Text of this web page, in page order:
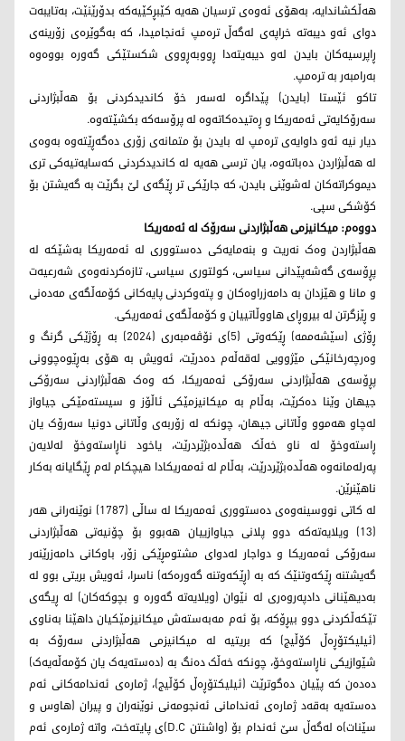
هەڵكشاندایە، بەهۆی ئەوەی ترسیان هەیە كێبڕكێیەكە بدۆرێنێت، بەتایبەت
دوای ئەو دیبەتە خراپەی لەگەڵ ترەمپ ئەنجامیدا، كە بەگوێرەی زۆرینەی
ڕاپرسیەكان بایدن لەو دیبەیتەدا ڕووبەڕووی شكستێكی گەورە بووەوە
بەرامبەر بە ترەمپ.
تاکو ئێستا (بایدن) پێداگرە لەسەر خۆ كاندیدكردنی بۆ هەڵبژاردنی
سەرۆكایەتی ئەمەریكا و ڕەتیدەكاتەوە لە پرۆسەكە بكشێتەوە.
دیار نیە ئەو داوایەی ترەمپ لە بایدن بۆ متمانەی زۆری دەگەڕێتەوە بەوەی
لە هەڵبژاردن دەباتەوە، یان ترسی هەیە لە كاندیدكردنی كەسایەتیەكی تری
دیموكراتەكان لەشوێنی بایدن، كە جارێكی تر ڕێگەی لێ بگرێت بە گەيشتن بۆ
كۆشكی سپی.
دووەم: میکانیزمی هەڵبژاردنی سەرۆک لە ئەمەریکا
هەڵبژاردن وەک نەریت و بنەمایەکی دەستووری لە ئەمەریکا بەشێکە لە
پڕۆسەی گەشەپێدانی سیاسی، کولتوری سیاسی، تازەکردنەوەی شەرعیەت
و مانا و هێزدان بە دامەزراوەکان و پتەوکردنی پایەکانی کۆمەڵگەی مەدەنی
و ڕێزگرتن لە بیروڕای هاووڵاتییان و کۆمەڵگەی ئەمەریکی.
ڕۆژی (سێشەممە) ڕێکەوتی (5)ی نۆڤەمبەری (2024) بە ڕۆژێکی گرنگ و
وەرچەرخانێکی مێژوویی لەقەڵەم دەدرێت، ئەویش بە هۆی بەڕێوەچوونی
پڕۆسەی هەڵبژاردنی سەرۆکی ئه‌مه‌ریكا، کە وەک هەڵبژاردنی سەرۆکی
جیهان وێنا دەکرێت، بەڵام بە میکانیزمێکی ئاڵۆز و سیستەمێکی جیاواز
لەچاو هەموو وڵاتانی جیهان، چونکە لە زۆربەی وڵاتانی دونیا سەرۆک یان
ڕاستەوخۆ لە ناو خەڵک هەڵدەبژێردرێت، یاخود ناڕاستەوخۆ لەلایەن
پەرلەمانەوە هەڵدەبژێردرێت، بەڵام لە ئه‌مه‌ریكادا هیچکام لەم ڕێگایانە بەکار
ناهێنرێن.
لە کاتی نووسینەوەی دەستووری ئه‌مه‌ریكا لە ساڵی (1787) نوێنەرانی هەر
(13) ویلایه‌تەکە دوو پلانی جیاوازییان هەبوو بۆ چۆنیەتی هەڵبژاردنی
سەرۆکی ئه‌مه‌ریكا و دواجار لەدوای مشتومڕێکی زۆر، باوکانی دامەزرێنەر
گەیشتنە ڕێکەوتنێک کە بە (ڕێکەوتنە گەورەکە) ناسرا، ئەویش بریتی بوو لە
بەدیهێنانی دادپەروەری لە نێوان (ویلایه‌تە گەورە و بچوکەکان) لە ڕیگەی
تێکەڵکردنی دوو بیڕۆکە، بۆ ئەم مەبەستەش میکانیزمێکیان داهێنا بەناوی
(ئیلیکتۆڕەڵ کۆڵیج) کە بریتیە لە میکانیزمی هەڵبژاردنی سەرۆک بە
شێوازیکی ناڕاستەوخۆ، چونکە خەڵک دەنگ بە (دەستەیەک یان کۆمەڵەیەک)
دەدەن کە پێیان دەگوترێت (ئیلیکتۆڕەڵ کۆڵیج)، ژمارەی ئەندامەکانی ئەم
دەستەیە بەقەد ژمارەی ئەندامانی ئەنجومەنی نوێنەران و پیران (هاوس و
سێنات)ە لەگەڵ سێ ئەندام بۆ (واشنتن D.C)ی پایتەخت، واتە ژمارەی ئەم